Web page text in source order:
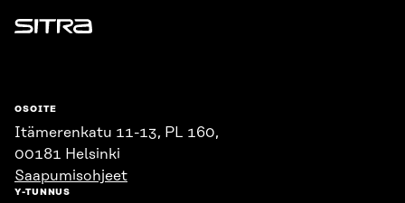
Sitra
OSOITE
Itämerenkatu 11-13, PL 160,
00181 Helsinki
Saapumisohjeet
Y-TUNNUS